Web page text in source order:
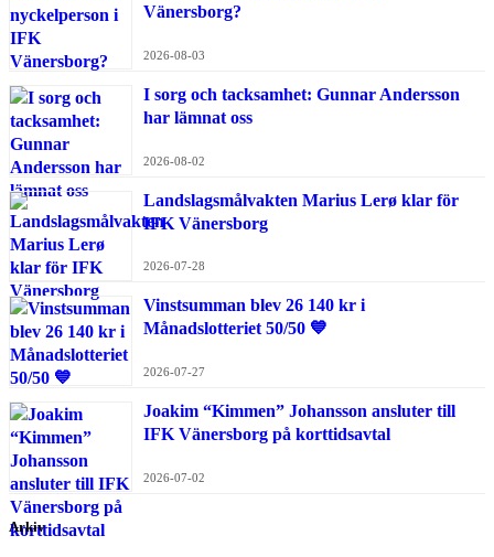
Vänersborg?
2026-08-03
I sorg och tacksamhet: Gunnar Andersson
har lämnat oss
2026-08-02
Landslagsmålvakten Marius Lerø klar för
IFK Vänersborg
2026-07-28
Vinstsumman blev 26 140 kr i
Månadslotteriet 50/50 💙
2026-07-27
Joakim “Kimmen” Johansson ansluter till
IFK Vänersborg på korttidsavtal
2026-07-02
Arkiv